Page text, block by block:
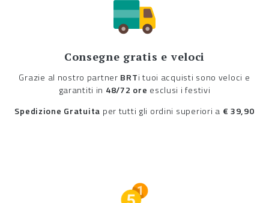
Consegne gratis e veloci
Grazie al nostro partner BRTi tuoi acquisti sono veloci e
garantiti in 48/72 ore esclusi i festivi
Spedizione Gratuita per tutti gli ordini superiori a € 39,90